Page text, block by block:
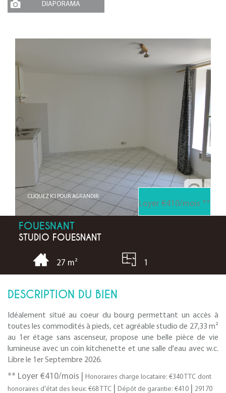
DIAPORAMA
CLIQUEZ ICI POUR AGRANDIR
Loyer €410/mois **
FOUESNANT
STUDIO FOUESNANT
27 m² 1
DESCRIPTION DU BIEN
Idéalement situé au coeur du bourg permettant un accès à
toutes les commodités à pieds, cet agréable studio de 27,33 m²
au 1er étage sans ascenseur, propose une belle pièce de vie
lumineuse avec un coin kitchenette et une salle d'eau avec w.c.
Libre le 1er Septembre 2026.
** Loyer €410/mois Honoraires charge locataire: €340 TTC dont
honoraires d'état des lieux: €68 TTC
Dépôt de garantie: €410
29170